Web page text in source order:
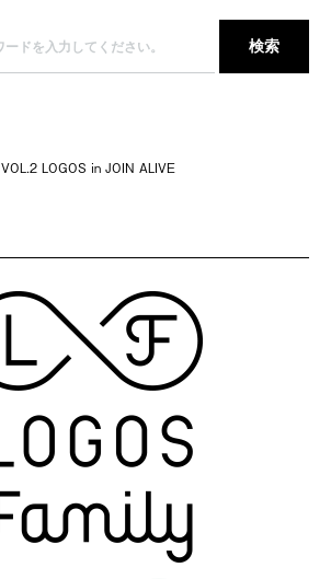
VOL.2 LOGOS in JOIN ALIVE